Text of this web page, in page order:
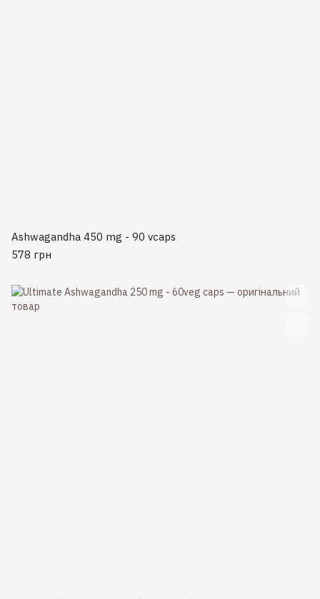
Ashwagandha 450 mg - 90 vcaps
578 грн